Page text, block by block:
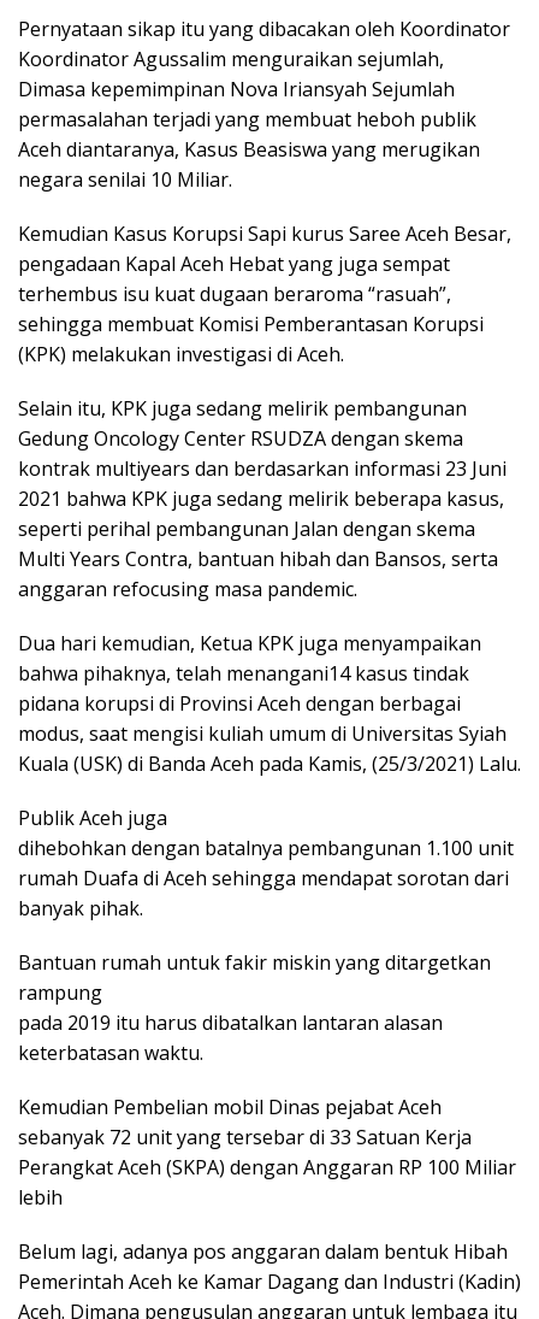
Pernyataan sikap itu yang dibacakan oleh Koordinator
Koordinator Agussalim menguraikan sejumlah,
Dimasa kepemimpinan Nova Iriansyah Sejumlah
permasalahan terjadi yang membuat heboh publik
Aceh diantaranya, Kasus Beasiswa yang merugikan
negara senilai 10 Miliar.
Kemudian Kasus Korupsi Sapi kurus Saree Aceh Besar,
pengadaan Kapal Aceh Hebat yang juga sempat
terhembus isu kuat dugaan beraroma “rasuah”,
sehingga membuat Komisi Pemberantasan Korupsi
(KPK) melakukan investigasi di Aceh.
Selain itu, KPK juga sedang melirik pembangunan
Gedung Oncology Center RSUDZA dengan skema
kontrak multiyears dan berdasarkan informasi 23 Juni
2021 bahwa KPK juga sedang melirik beberapa kasus,
seperti perihal pembangunan Jalan dengan skema
Multi Years Contra, bantuan hibah dan Bansos, serta
anggaran refocusing masa pandemic.
Dua hari kemudian, Ketua KPK juga menyampaikan
bahwa pihaknya, telah menangani14 kasus tindak
pidana korupsi di Provinsi Aceh dengan berbagai
modus, saat mengisi kuliah umum di Universitas Syiah
Kuala (USK) di Banda Aceh pada Kamis, (25/3/2021) Lalu.
Publik Aceh juga
dihebohkan dengan batalnya pembangunan 1.100 unit
rumah Duafa di Aceh sehingga mendapat sorotan dari
banyak pihak.
Bantuan rumah untuk fakir miskin yang ditargetkan
rampung
pada 2019 itu harus dibatalkan lantaran alasan
keterbatasan waktu.
Kemudian Pembelian mobil Dinas pejabat Aceh
sebanyak 72 unit yang tersebar di 33 Satuan Kerja
Perangkat Aceh (SKPA) dengan Anggaran RP 100 Miliar
lebih
Belum lagi, adanya pos anggaran dalam bentuk Hibah
Pemerintah Aceh ke Kamar Dagang dan Industri (Kadin)
Aceh. Dimana pengusulan anggaran untuk lembaga itu